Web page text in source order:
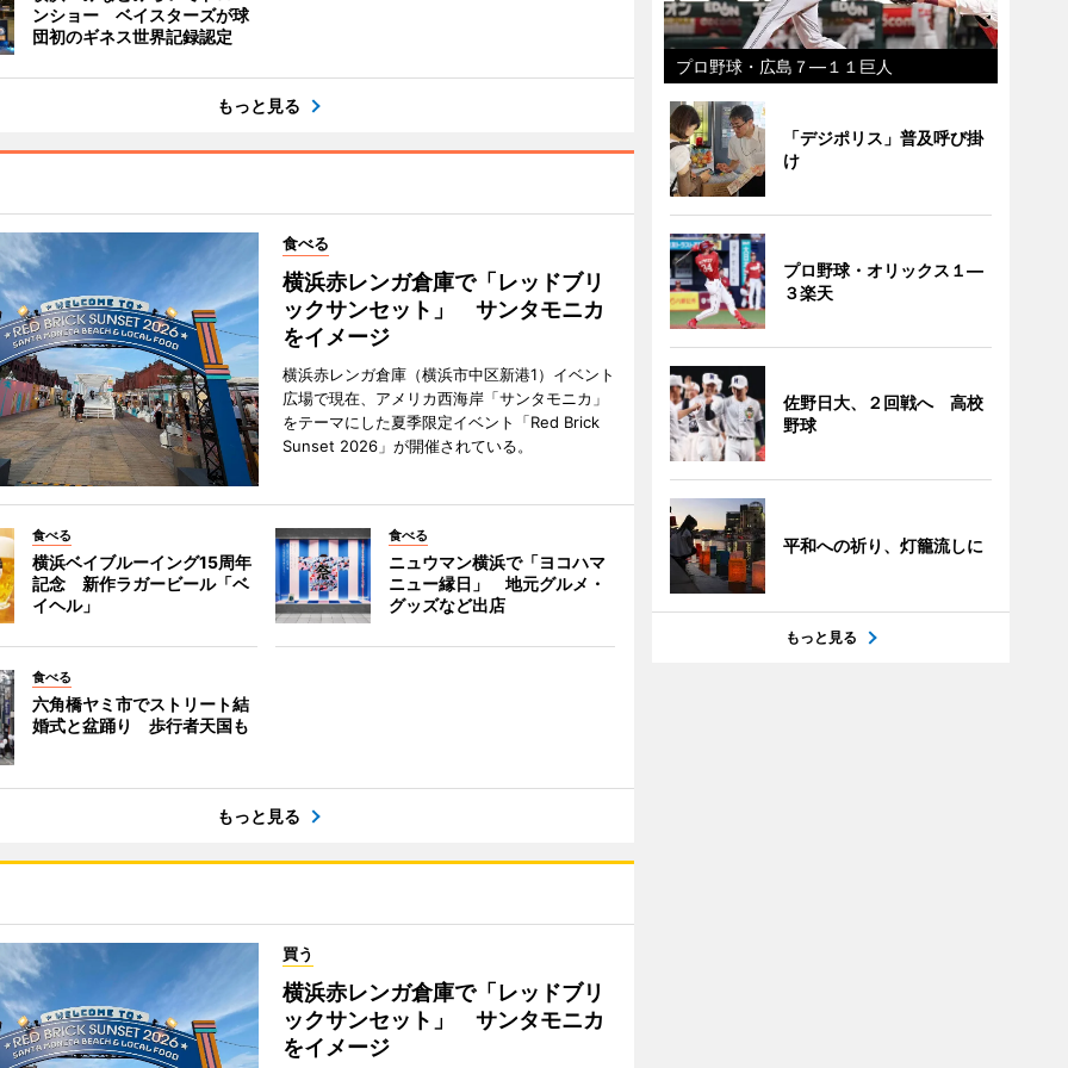
ンショー ベイスターズが球
団初のギネス世界記録認定
もっと見る
食べる
横浜赤レンガ倉庫で「レッドブリ
ックサンセット」 サンタモニカ
をイメージ
横浜赤レンガ倉庫（横浜市中区新港1）イベント
広場で現在、アメリカ西海岸「サンタモニカ」
をテーマにした夏季限定イベント「Red Brick
Sunset 2026」が開催されている。
食べる
横浜ベイブルーイング15周年
記念 新作ラガービール「ベ
イヘル」
食べる
ニュウマン横浜で「ヨコハマ
ニュー縁日」 地元グルメ・
グッズなど出店
食べる
六角橋ヤミ市でストリート結
婚式と盆踊り 歩行者天国も
もっと見る
買う
横浜赤レンガ倉庫で「レッドブリ
ックサンセット」 サンタモニカ
をイメージ
プロ野球・広島７―１１巨人
「デジポリス」普及呼び掛
け
プロ野球・オリックス１―
３楽天
佐野日大、２回戦へ 高校
野球
平和への祈り、灯籠流しに
もっと見る